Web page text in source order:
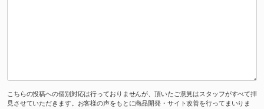
こちらの投稿への個別対応は行っておりませんが、頂いたご意見はスタッフがすべて拝
見させていただきます。お客様の声をもとに商品開発・サイト改善を行ってまいりま